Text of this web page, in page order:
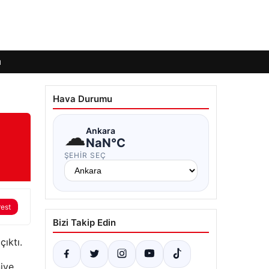
Hava Durumu
☁Ankara
NaN°C
ŞEHIR SEÇ
Bizi Takip Edin